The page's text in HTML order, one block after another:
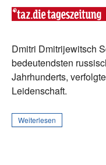
Dmitri Dmitrijewitsch
bedeutendsten
Jahrhunderts,
Leidenschaft.
Weiterlesen